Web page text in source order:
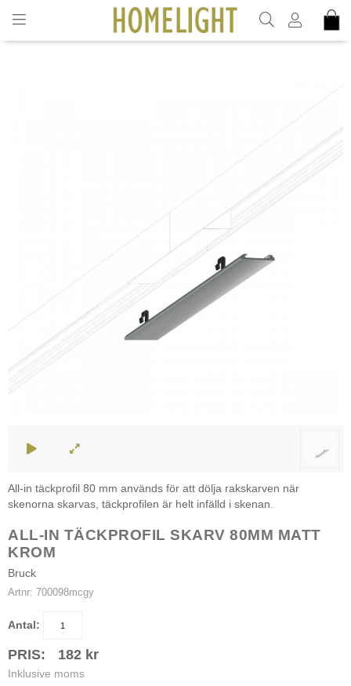
INKL. MOMS
All-in täckprofil 80 mm används för att dölja rakskarven när
skenorna skarvas, täckprofilen är helt infälld i skenan.
ALL-IN TÄCKPROFIL SKARV 80MM MATT
KROM
Bruck
Artnr: 700098mcgy
Antal:
PRIS: 182 kr
Inklusive moms